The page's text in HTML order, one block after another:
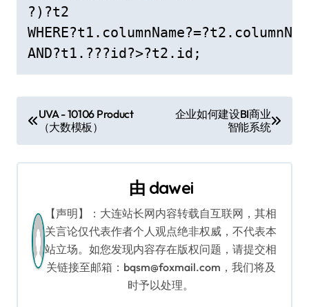
?)?t2
AND?t1.???id?>?t2.id;
文
章
导
UVA - 10106 Product
（大数模板）
企业如何建设BI商业
智能系统
由 dawei
【声明】：大连站长网内容转载自互联网，其相
关言论仅代表作者个人观点绝非权威，不代表本
站立场。如您发现内容存在版权问题，请提交相
关链接至邮箱：bqsm@foxmail.com，我们将及
时予以处理。